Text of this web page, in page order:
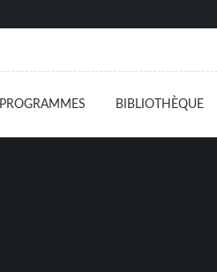
PROGRAMMES BIBLIOTHÈQUE